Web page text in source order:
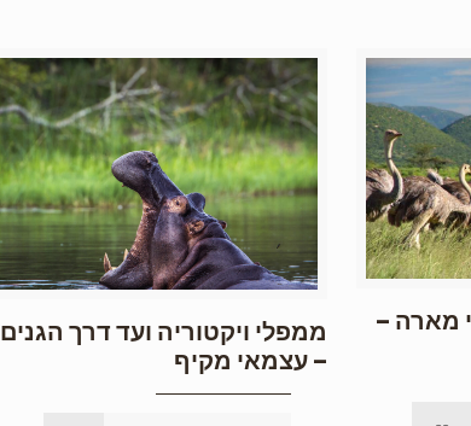
מארה –
ממפלי ויקטוריה ועד דרך הגנים
– עצמאי מקיף